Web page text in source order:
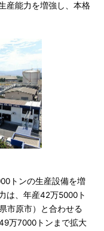
産能力を増強し、本格
トンの生産設備を増
は、年産42万5000ト
市原市）と合わせる
万7000トンまで拡大